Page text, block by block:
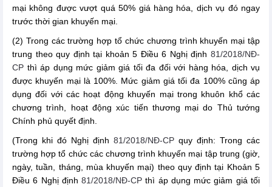
mại không được vượt quá 50% giá hàng hóa, dịch vụ đó ngay
trước thời gian khuyến mại.
(2) Trong các trường hợp tổ chức chương trình khuyến mại tập
trung theo quy định tại khoản 5 Điều 6 Nghị định 81/2018/NĐ-
CP thì áp dụng mức giảm giá tối đa đối với hàng hóa, dịch vụ
được khuyến mại là 100%. Mức giảm giá tối đa 100% cũng áp
dụng đối với các hoạt động khuyến mại trong khuôn khổ các
chương trình, hoạt động xúc tiến thương mại do Thủ tướng
Chính phủ quyết định.
(Trong khi đó Nghị định 81/2018/NĐ-CP quy định: Trong các
trường hợp tổ chức các chương trình khuyến mại tập trung (giờ,
ngày, tuần, tháng, mùa khuyến mại) theo quy định tại Khoản 5
Điều 6 Nghị định81/2018/NĐ-CP thì áp dụng mức giảm giá tối